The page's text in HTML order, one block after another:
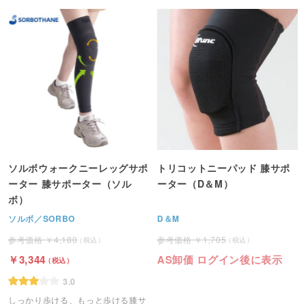
ソルボウォークニーレッグサポ
ーター 膝サポーター（ソル
ボ）
ソルボ／SORBO
4,180
3,344
3.0
しっかり歩ける、もっと歩ける膝サ
トリコットニーパッド 膝サポ
ーター（D＆M）
D＆M
1,705
AS卸価 ログイン後に表示